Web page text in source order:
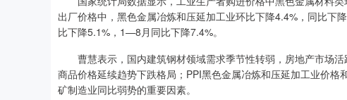
出厂价格中，黑色金属冶炼和压延加工业环比下降4.4%，同比
比下降5.1%，1—8月同比下降7.4%。
曹慧表示，国内建筑钢材领域需求季节性转弱，房地产市场活
商品价格延续趋势下跌格局；PPI黑色金属冶炼和压延加工业价
矿制造业同比弱势的重要因素。